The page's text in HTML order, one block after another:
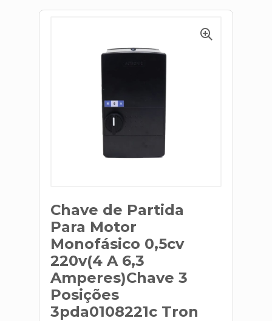
Chave de Partida
Para Motor
Monofásico 0,5cv
220v(4 A 6,3
Amperes)Chave 3
Posições
3pda0108221c Tron